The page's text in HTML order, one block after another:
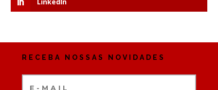
LinkedIn
RECEBA NOSSAS NOVIDADES